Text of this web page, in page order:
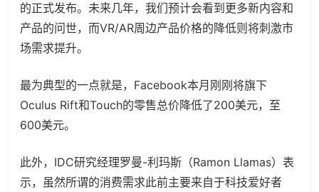
的正式发布。未来几年，我们预计会看到更多新内容和
产品的问世，而VR/AR周边产品价格的降低则将刺激市
场需求提升。
最为典型的一点就是，Facebook本月刚刚将旗下
Oculus Rift和Touch的零售总价降低了200美元，至
600美元。
此外，IDC研究经理罗曼-利玛斯（Ramon Llamas）表
示，虽然所谓的消费需求此前主要来自于科技爱好者